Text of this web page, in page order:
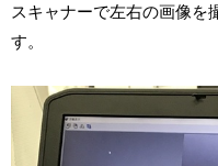
スキャナーで左右の画像を
す。